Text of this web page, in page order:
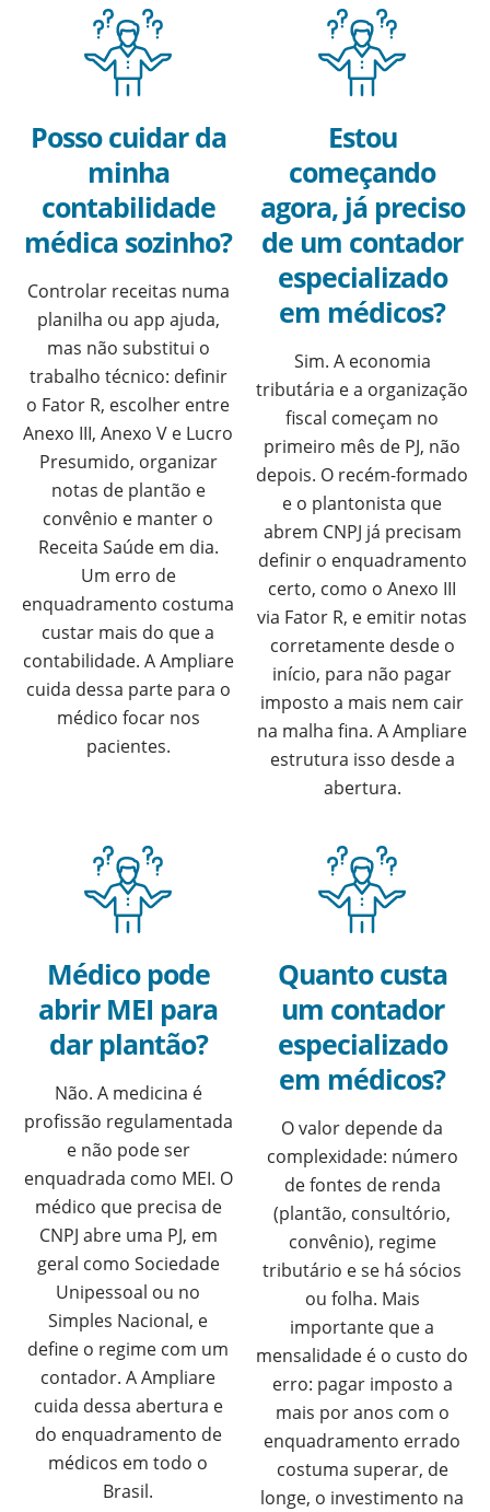
Posso cuidar da
minha
contabilidade
médica sozinho?
Controlar receitas numa
planilha ou app ajuda,
mas não substitui o
trabalho técnico: definir
o Fator R, escolher entre
Anexo III, Anexo V e Lucro
Presumido, organizar
notas de plantão e
convênio e manter o
Receita Saúde em dia.
Um erro de
enquadramento costuma
custar mais do que a
contabilidade. A Ampliare
cuida dessa parte para o
médico focar nos
pacientes.
Estou
começando
agora, já preciso
de um contador
especializado
em médicos?
Sim. A economia
tributária e a organização
fiscal começam no
primeiro mês de PJ, não
depois. O recém-formado
e o plantonista que
abrem CNPJ já precisam
definir o enquadramento
certo, como o Anexo III
via Fator R, e emitir notas
corretamente desde o
início, para não pagar
imposto a mais nem cair
na malha fina. A Ampliare
estrutura isso desde a
abertura.
Médico pode
abrir MEI para
dar plantão?
Não. A medicina é
profissão regulamentada
e não pode ser
enquadrada como MEI. O
médico que precisa de
CNPJ abre uma PJ, em
geral como Sociedade
Unipessoal ou no
Simples Nacional, e
define o regime com um
contador. A Ampliare
cuida dessa abertura e
do enquadramento de
médicos em todo o
Brasil.
Quanto custa
um contador
especializado
em médicos?
O valor depende da
complexidade: número
de fontes de renda
(plantão, consultório,
convênio), regime
tributário e se há sócios
ou folha. Mais
importante que a
mensalidade é o custo do
erro: pagar imposto a
mais por anos com o
enquadramento errado
costuma superar, de
longe, o investimento na